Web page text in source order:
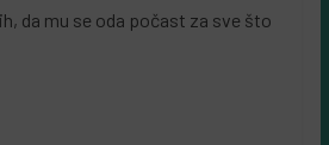
da mu se oda počast za sve što